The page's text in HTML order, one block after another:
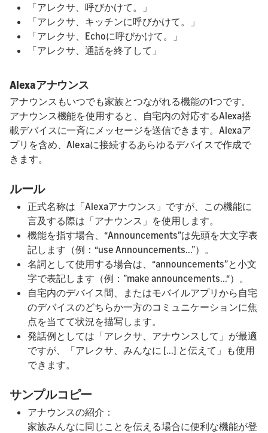
「アレクサ、呼びかけて。」
「アレクサ、キッチンに呼びかけて。」
「アレクサ、Echoに呼びかけて。」
「アレクサ、通話を終了して」
Alexaアナウンス
アナウンスもいつでも家族とつながれる機能の1つです。
アナウンス機能を使用すると、自宅内の対応するAlexa搭
載デバイスに一斉にメッセージを送信できます。Alexaア
プリを含め、Alexaに接続するあらゆるデバイスで作成で
きます。
ルール
正式名称は「Alexaアナウンス」ですが、この機能に
言及する際は「アナウンス」を使用します。
機能を指す場合、“Announcements”は先頭を大文字表
記します（例：“use Announcements...”）。
名詞として使用する場合は、“announcements”と小文
字で表記します（例：”make announcements...“）。
自宅内のデバイス間、またはモバイルアプリから自宅
のデバイスのどちらか一方のコミュニケーションに焦
点を当てて状況を描写します。
発話例としては「アレクサ、アナウンスして」が最適
ですが、「アレクサ、みんなに [...] と伝えて」も使用
できます。
サンプルコピー
アナウンスの紹介：
家族みんなに同じことを伝える場合に便利な機能が登